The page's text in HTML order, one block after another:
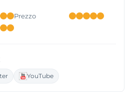
Prezzo
YouTube